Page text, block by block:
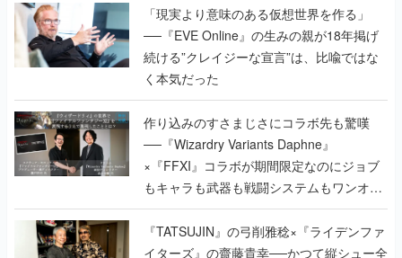
「現実より意味のある仮想世界を作る」
──『EVE Online』の生みの親が18年掲げ
続ける”クレイジーな宣言”は、比喩ではな
く本気だった
作り込みのすさまじさにコラボ先も驚嘆
──『Wizardry Variants Daphne』
×『FFXI』コラボが期間限定なのにジョブ
もキャラも武器も戦闘システムもワンオフ
で作り込まれた理由を両ディレクターに聞
く
『TATSUJIN』の弓削雅稔×『ライデンファ
イターズ』の齋藤貴幸──かつて縦シュー全